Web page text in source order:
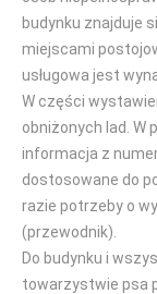
budynku znajduje
miejscami
usługowa jest
W części
obniżonych lad. W
informacja z
dostosowane do
razie potrzeby o
(przewodnik).
Do budynku i
towarzystwie psa